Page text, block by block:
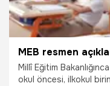
Millî Eğitim
okul öncesi, ilkokul